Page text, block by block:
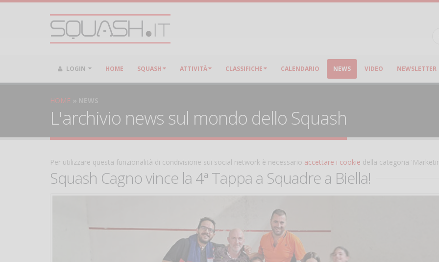
LOGIN HOME SQUASH ATTIVITÀ CLASSIFICHE CALENDARIO NEWS VIDEO NEWSLETTER
HOME NEWS
L'archivio news sul mondo dello Squash
Per utilizzare questa funzionalità di condivisione sui social network è necessario accettare i cookie della categoria
Squash Cagno vince la 4ª Tappa a Squadre a Biella!